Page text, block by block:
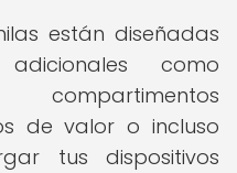
están diseñadas
como
de valor o incluso
tus dispositivos